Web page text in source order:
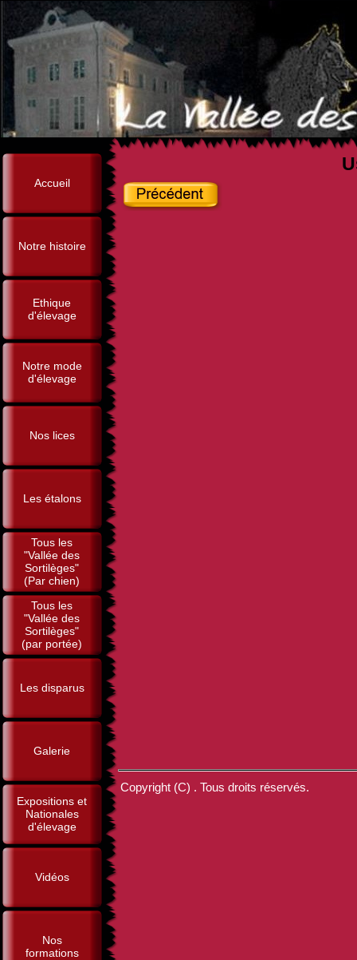
Accueil
Notre histoire
Ethique
d'élevage
Notre mode
d'élevage
Nos lices
Les étalons
Tous les
"Vallée des
Sortilèges"
(Par chien)
Tous les
"Vallée des
Sortilèges"
(par portée)
Les disparus
Galerie
Expositions et
Nationales
d'élevage
Vidéos
Nos
formations
Copyright (C) . Tous droits réservés.